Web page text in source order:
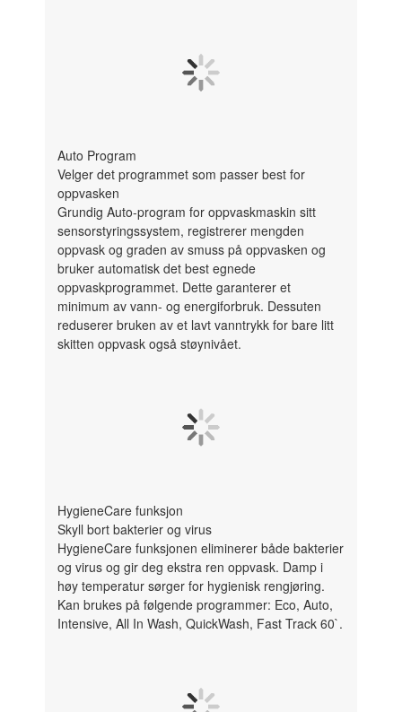
Auto Program
Velger det programmet som passer best for
oppvasken
Grundig Auto-program for oppvaskmaskin sitt
sensorstyringssystem, registrerer mengden
oppvask og graden av smuss på oppvasken og
bruker automatisk det best egnede
oppvaskprogrammet. Dette garanterer et
minimum av vann- og energiforbruk. Dessuten
reduserer bruken av et lavt vanntrykk for bare litt
skitten oppvask også støynivået.
HygieneCare funksjon
Skyll bort bakterier og virus
HygieneCare funksjonen eliminerer både bakterier
og virus og gir deg ekstra ren oppvask. Damp i
høy temperatur sørger for hygienisk rengjøring.
Kan brukes på følgende programmer: Eco, Auto,
Intensive, All In Wash, QuickWash, Fast Track 60`.